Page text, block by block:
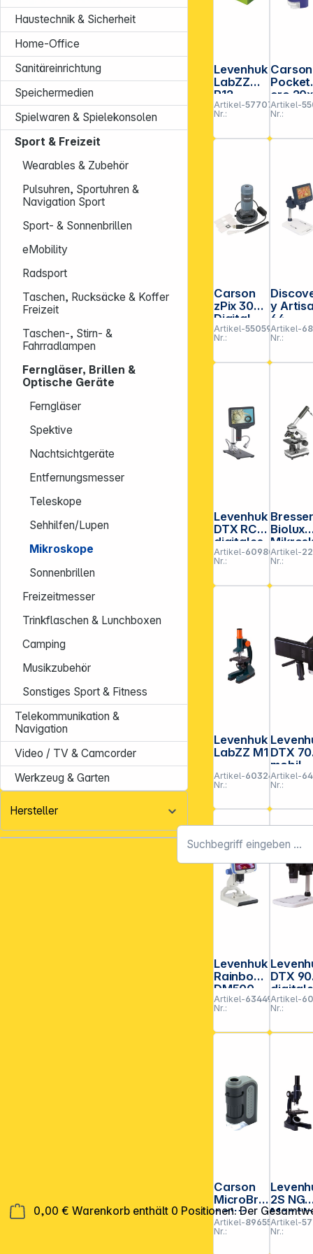
0,00 € Warenkorb enthält 0 Positionen. Der
Haustechnik & Sicherheit
Home-Office
Sanitäreinrichtung
Speichermedien
Spielwaren & Spielekonsolen
Sport & Freizeit
Wearables & Zubehör
Pulsuhren, Sportuhren &
Navigation Sport
Sport- & Sonnenbrillen
eMobility
Radsport
Taschen, Rucksäcke & Koffer
Freizeit
Taschen-, Stirn- &
Fahrradlampen
Ferngläser, Brillen &
Optische Geräte
Ferngläser
Spektive
Nachtsichtgeräte
Entfernungsmesser
Teleskope
Sehhilfen/Lupen
Mikroskope
Sonnenbrillen
Freizeitmesser
Trinkflaschen & Lunchboxen
Camping
Musikzubehör
Sonstiges Sport & Fitness
Telekommunikation &
Navigation
Video / TV & Camcorder
Werkzeug & Garten
Hersteller
Levenhuk
LabZZ
P12
präparier
tes
Probentr
äger Set
Artikel-
Nr.:
577075
Carson
cro 20x-
60x
Artikel-
Nr.:
Carson
zPix 300
Digital
Zoom
Artikel-
Nr.:
550594
y
64
Artikel-
Nr.:
Levenhuk
DTX RC4
digitales
Mikrosko
p
Artikel-
Nr.:
609807
Bresser
Biolux
p-Set
CEA
USB
Artikel-
Nr.:
Levenhuk
LabZZ M1
Artikel-
Nr.:
603241
DTX
mobil
Artikel-
Nr.:
Levenhuk
Rainbow
DM500
LCD
digitales
Mikrosko
p
Artikel-
Nr.:
634496
DTX 90
p
Artikel-
Nr.:
Carson
MicroBrit
e plus
Artikel-
Nr.:
896553
2S NG
kop
Artikel-
Nr.: